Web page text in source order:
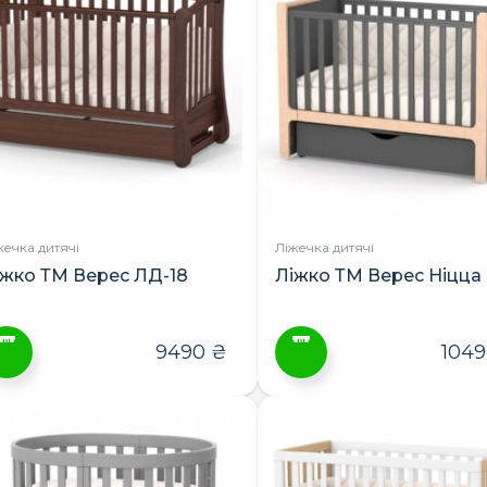
дитячі
ТМ Верес ЛД-18
9490 ₴
Ліжечка дитячі
Ліжко ТМ Верес Ніцца
має
кілька